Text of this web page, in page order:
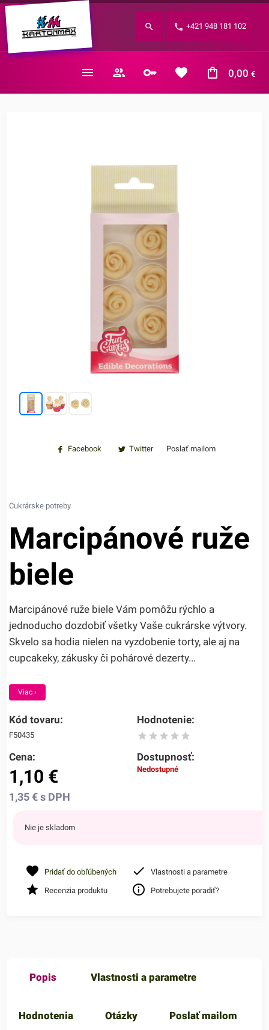
+421 948 181 102
0,00 €
Zabudnuté heslo?
E-mail
Facebook Twitter Poslať mailom
Cukrárske potreby
Marcipánové ruže
biele
Marcipánové ruže biele Vám pomôžu rýchlo a
jednoducho dozdobiť všetky Vaše cukrárske výtvory.
Skvelo sa hodia nielen na vyzdobenie torty, ale aj na
cupcakeky, zákusky či pohárové dezerty...
Viac ›
Kód tovaru:
F50435
Hodnotenie:
Cena:
1,10 €
1,35€ s DPH
Dostupnosť:
Nedostupné
Nie je skladom
Pridať do obľúbených Vlastnosti a parametre
Recenzia produktu Potrebujete poradiť?
Popis Vlastnosti a parametre
Hodnotenia Otázky Poslať mailom